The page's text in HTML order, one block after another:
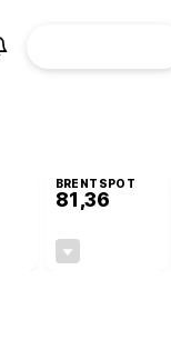
BRENTSPOT
81,36